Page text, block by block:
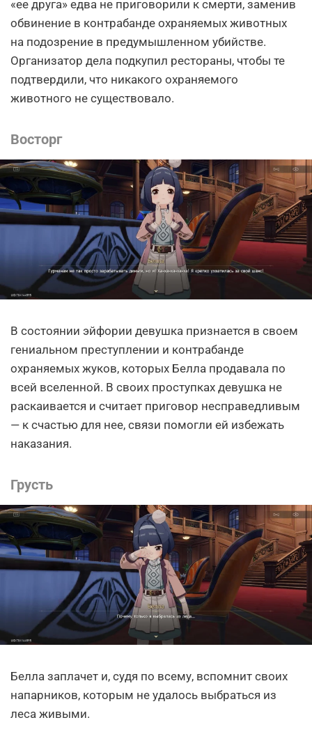
«ее друга» едва не приговорили к смерти, заменив
обвинение в контрабанде охраняемых животных
на подозрение в предумышленном убийстве.
Организатор дела подкупил рестораны, чтобы те
подтвердили, что никакого охраняемого
животного не существовало.
Восторг
В состоянии эйфории девушка признается в своем
гениальном преступлении и контрабанде
охраняемых жуков, которых Белла продавала по
всей вселенной. В своих проступках девушка не
раскаивается и считает приговор несправедливым
— к счастью для нее, связи помогли ей избежать
наказания.
Грусть
Белла заплачет и, судя по всему, вспомнит своих
напарников, которым не удалось выбраться из
леса живыми.